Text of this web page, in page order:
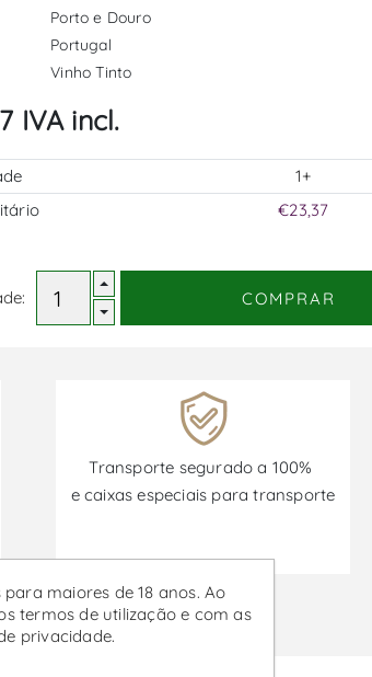
Porto e Douro
Portugal
Vinho Tinto
IVA incl.
1+
€23,37
COMPRAR
Transporte segurado a 100%
e caixas especiais para transporte
de 30/06/2026 a 30/09/2026
para maiores de 18 anos. Ao
termos de utilização e com as
privacidade.